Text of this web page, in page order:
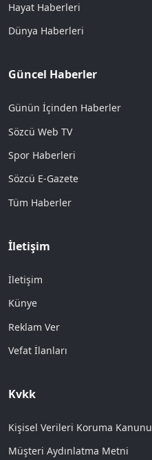
Hayat Haberleri
Dünya Haberleri
Güncel Haberler
Günün İçinden Haberler
Sözcü Web TV
Spor Haberleri
Sözcü E-Gazete
Tüm Haberler
İletişim
İletişim
Künye
Reklam Ver
Vefat İlanları
Kvkk
Kişisel Verileri Koruma Kanunu
Müşteri Aydınlatma Metni